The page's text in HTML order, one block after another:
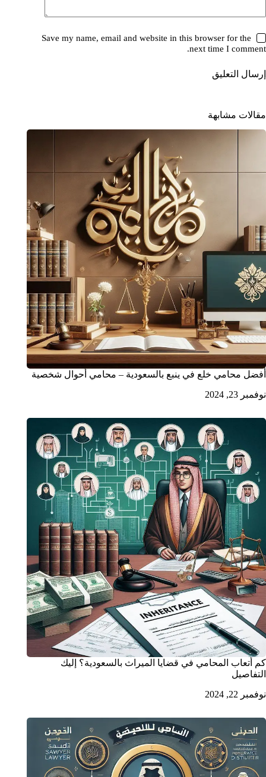
Save my name, email and website in this browser for the
next time I comment.
إرسال التعليق
مقالات مشابهة
أفضل محامي خلع في ينبع بالسعودية – محامي أحوال شخصية
نوفمبر 23, 2024
كم أتعاب المحامي في قضايا الميراث بالسعودية؟ إليك
التفاصيل
نوفمبر 22, 2024